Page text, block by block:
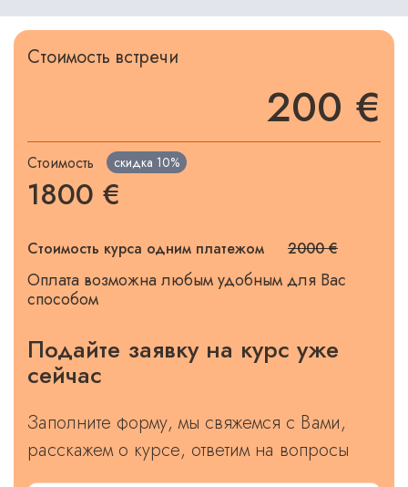
Стоимость встречи
200 €
Стоимость скидка 10%
1800 €
Стоимость курса одним платежом 2000 €
Оплата возможна любым удобным для Вас
способом
Подайте заявку на курс уже
сейчас
Заполните форму, мы свяжемся с Вами,
расскажем о курсе, ответим на вопросы